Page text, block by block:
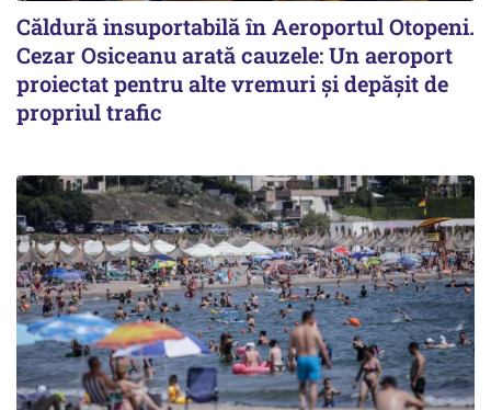
Căldură insuportabilă în Aeroportul Otopeni.
Cezar Osiceanu arată cauzele: Un aeroport
proiectat pentru alte vremuri și depășit de
propriul trafic